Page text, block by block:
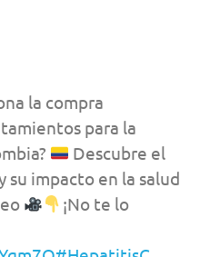
la compra
para la
Descubre el
su impacto en la salud
¡No te lo